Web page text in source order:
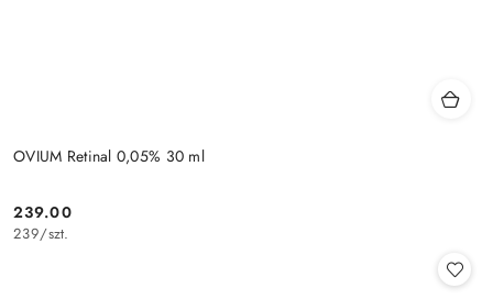
OVIUM Retinal 0,05% 30 ml
Cena:
239.00
239/szt.